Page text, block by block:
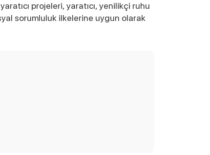
projeleri, yaratıcı, yenilikçi ruhu
sorumluluk ilkelerine uygun olarak